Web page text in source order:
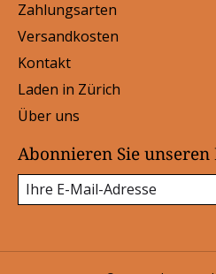
Zahlungsarten
Versandkosten
Kontakt
Laden in Zürich
Über uns
Abonnieren Sie